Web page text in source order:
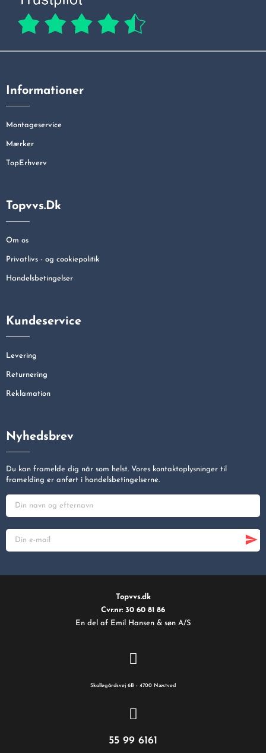
Informationer
Montageservice
Mærker
TopErhverv
Topvvs.dk
Om os
Privatlivs - og cookiepolitik
Handelsbetingelser
Kundeservice
Levering
Returnering
Reklamation
Nyhedsbrev
Du kan framelde dig når som helst. Vores kontaktoplysninger til
framelding er anført i handelsbetingelserne.
Topvvs.dk
Cvr.nr: 30 60 81 86
En del af Emil Hansen & søn A/S
Skallegårdsvej 6B - 4700 Næstved
55 99 6161